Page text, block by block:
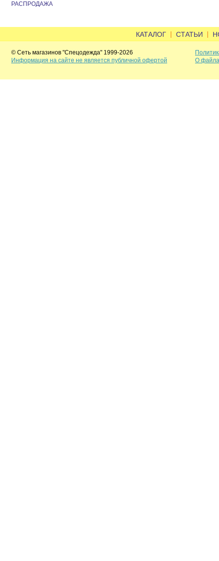
РАСПРОДАЖА
КАТАЛОГ | СТАТЬИ |
© Сеть магазинов "Спецодежда" 1999-2026
Информация на сайте не является публичной офертой
О